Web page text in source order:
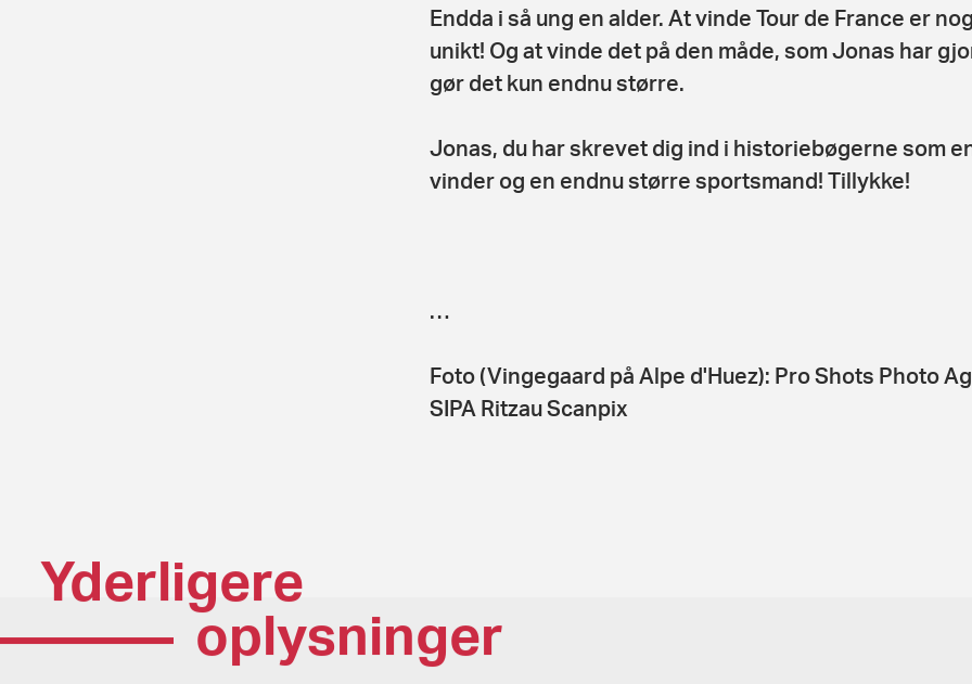
Endda i så ung en alder. At vinde Tour de France er
unikt! Og at vinde det på den måde, som Jonas har
gør det kun endnu større.
Jonas, du har skrevet dig ind i historiebøgerne som
vinder og en endnu større sportsmand! Tillykke!
…
Foto (Vingegaard på Alpe d'Huez): Pro Shots Photo
SIPA Ritzau Scanpix
Yderligere
oplysninger